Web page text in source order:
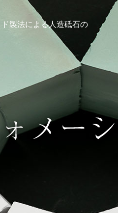
製法による人造砥石の